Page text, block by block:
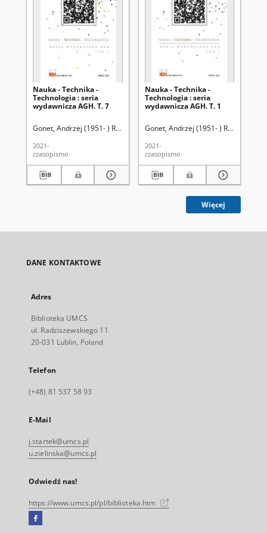
Nauka - Technika -
Technologia : seria
wydawnicza AGH. T. 7
Gonet, Andrzej (1951- ) Redaktor Rado, Robert (1962- ) Redaktor
2021-
czasopismo
Nauka - Technika -
Technologia : seria
wydawnicza AGH. T. 1
Gonet, Andrzej (1951- ) Redaktor
2021-
czasopismo
Więcej
DANE KONTAKTOWE
Adres
Biblioteka UMCS
ul. Radziszewskiego 11
20-031 Lublin, Poland
Telefon
(+48) 81 537 58 93
E-Mail
j.startek@umcs.pl
u.zielinska@umcs.pl
Odwiedź nas!
https://www.umcs.pl/pl/biblioteka.htm
Facebook